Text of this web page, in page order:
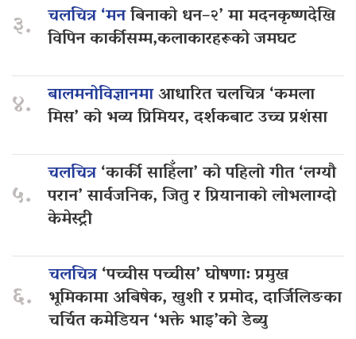
३. चलचित्र ‘मनबिनाको धन–२’ मा मदनकृष्णदेखि
विपिन कार्कीसम्म,कलाकारहरूको जमघट
४. बालमनोविज्ञानमाआधारित चलचित्र ‘कमला
मिस’ को भव्य प्रिमियर, दर्शकबाट उच्च प्रशंसा
५.
चलचित्र‘कार्की साहिँला’ को पहिलो गीत ‘लग्यौ
परान’ सार्वजनिक, जितु र प्रियानाको लोभलाग्दो
केमेस्ट्री
६.
चलचित्र‘पच्चीस पच्चीस’ घोषणा: प्रमुख
भूमिकामा अबिषेक, खुशी र प्रमोद, दार्जिलिङका
चर्चित कमेडियन ‘भक्ते भाइ’को डेब्यु